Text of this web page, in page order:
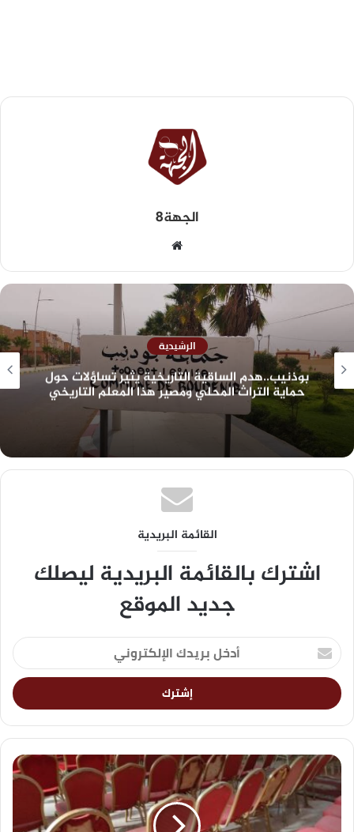
الجهة8
الرشيدية
بوذنيب..هدم الساقية التاريخية يثير تساؤلات حول
حماية التراث المحلي ومصير هذا المعلم التاريخي
القائمة البريدية
اشترك بالقائمة البريدية ليصلك
جديد الموقع